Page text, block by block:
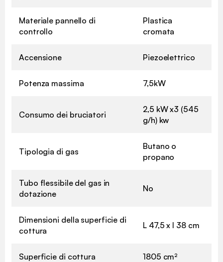
Materiale pannello di
controllo
Plastica
cromata
Accensione Piezoelettrico
Potenza massima 7,5kW
Consumo dei bruciatori
2,5 kW x3 (545
g/h) kw
Tipologia di gas
Butano o
propano
Tubo flessibile del gas in
dotazione
No
Dimensioni della superficie di
cottura
L 47,5 x l 38 cm
Superficie di cottura 1805 cm²